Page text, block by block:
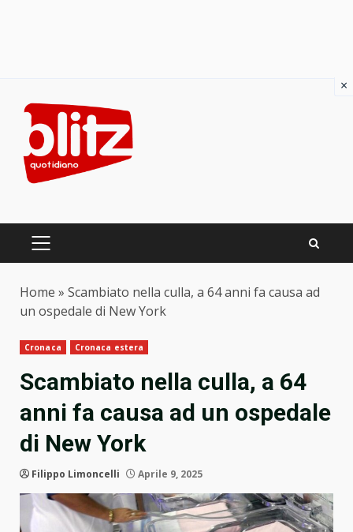
content
PRIMARY
Home » Scambiato nella culla, a 64 anni fa causa ad
un ospedale di New York
Cronaca Cronaca estera
Scambiato nella culla, a 64
anni fa causa ad un ospedale
di New York
Filippo Limoncelli Aprile 9, 2025
×